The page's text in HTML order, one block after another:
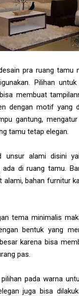
pra ruang tamu
Pilihan
membuat
dengan motif yang
gantung,
tamu tetap elegan.
unsur alami disini
di ruang tamu.
bahan furnitur
tema minimalis
bentuk yang
karena bisa
pas.
pada warna
juga bisa